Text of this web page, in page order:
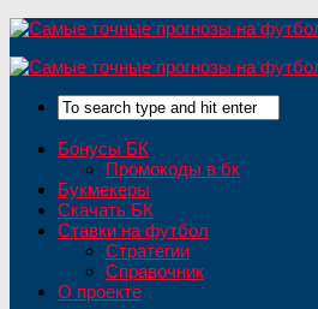
Бонусы БК
Промокоды в бк
Букмекеры
Скачать БК
Ставки на футбол
Стратегии
Справочник
О проекте